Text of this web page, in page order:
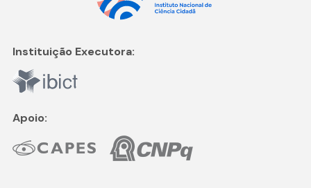
Instituição Executora:
Apoio: